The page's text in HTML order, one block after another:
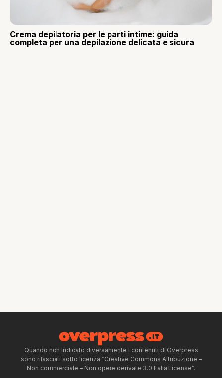
Crema depilatoria per le parti intime: guida
completa per una depilazione delicata e sicura
Quando non indicato diversamente i contenuti di Overpress
sono rilasciati sotto licenza “Creative Commons Attribuzione –
Non commerciale – Non opere derivate 3.0 Italia License”.